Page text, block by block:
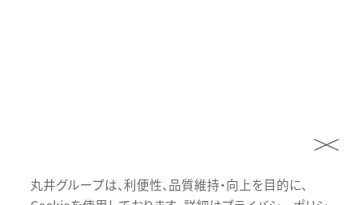
丸井グループは、利便性、品質維持・向上を目的に、